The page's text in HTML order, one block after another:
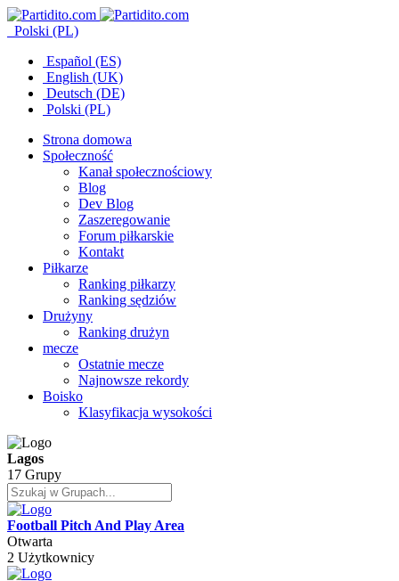
Polski (PL)
Español (ES)
English (UK)
Deutsch (DE)
Polski (PL)
Strona domowa
Społeczność
Kanał społecznościowy
Blog
Dev Blog
Zaszeregowanie
Forum piłkarskie
Kontakt
Piłkarze
Ranking piłkarzy
Ranking sędziów
Drużyny
Ranking drużyn
mecze
Ostatnie mecze
Najnowsze rekordy
Boisko
Klasyfikacja wysokości
Lagos
17 Grupy
Football Pitch And Play Area
Otwarta
2 Użytkownicy